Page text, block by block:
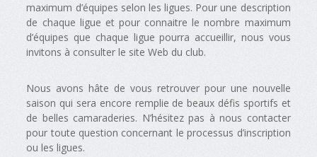
maximum d’équipes selon les ligues. Pour une description
de chaque ligue et pour connaitre le nombre maximum
d’équipes que chaque ligue pourra accueillir, nous vous
invitons à consulter le site Web du club.
Nous avons hâte de vous retrouver pour une nouvelle
saison qui sera encore remplie de beaux défis sportifs et
de belles camaraderies. N’hésitez pas à nous contacter
pour toute question concernant le processus d’inscription
ou les ligues.